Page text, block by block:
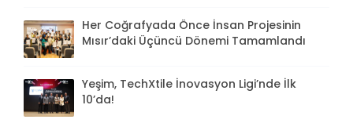
Her Coğrafyada Önce İnsan Projesinin
Mısır’daki Üçüncü Dönemi Tamamlandı
Yeşim, TechXtile İnovasyon Ligi’nde İlk
10’da!